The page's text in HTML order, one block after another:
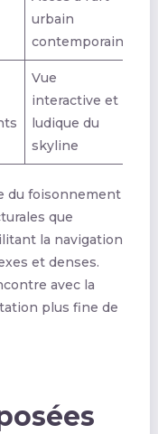
urbain
contemporain
Vue
interactive et
ludique du
skyline
du foisonnement
que
la navigation
et denses.
avec la
plus fine de